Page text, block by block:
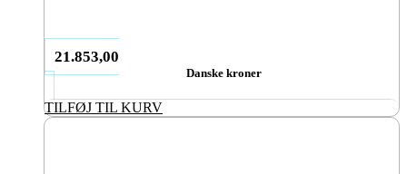
21.853,00
Danske kroner
TILFØJ TIL KURV